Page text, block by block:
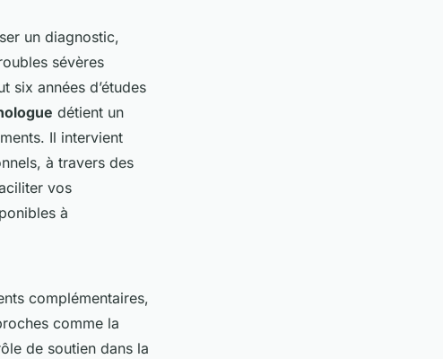
un diagnostic,
sévères
six années d’études
détient un
Il intervient
à travers des
vos
à
complémentaires,
comme la
de soutien dans la